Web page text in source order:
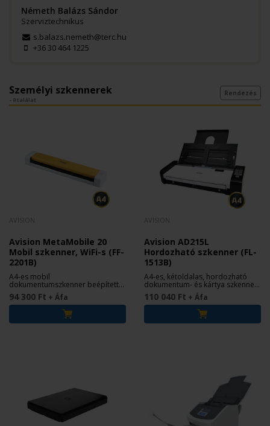
Németh Balázs Sándor
Szerviztechnikus
s.balazs.nemeth@terc.hu
+36 30 464 1225
Személyi szkennerek
- 9 találat
Rendezés
Avision MetaMobile 20
Mobil szkenner, WiFi-s (FF-
2201B)
A4-es mobil
dokumentumszkenner beépített
Wi-Fi egységgel
94 300 Ft + Áfa
Avision AD215L
Hordozható szkenner (FL-
1513B)
A4-es, kétoldalas, hordozható
dokumentum- és kártya szkenner
(20 lap/perc)
110 040 Ft + Áfa